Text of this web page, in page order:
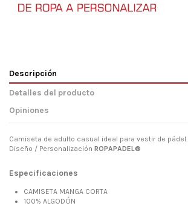
Descripción
Detalles del producto
Opiniones
Camiseta de adulto casual ideal para vestir de pádel.
Diseño / Personalización ROPAPADEL®
Especificaciones
CAMISETA MANGA CORTA
100% ALGODÓN